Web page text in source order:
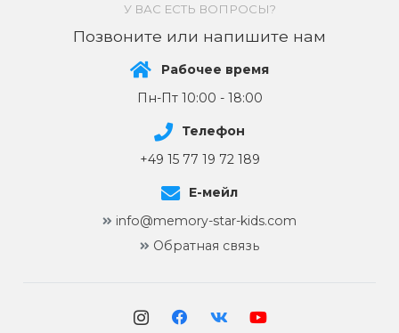
У ВАС ЕСТЬ ВОПРОСЫ?
Позвоните или напишите нам
Рабочее время
Пн-Пт 10:00 - 18:00
Телефон
+49 15 77 19 72 189
Е-мейл
info@memory-star-kids.com
Обратная связь